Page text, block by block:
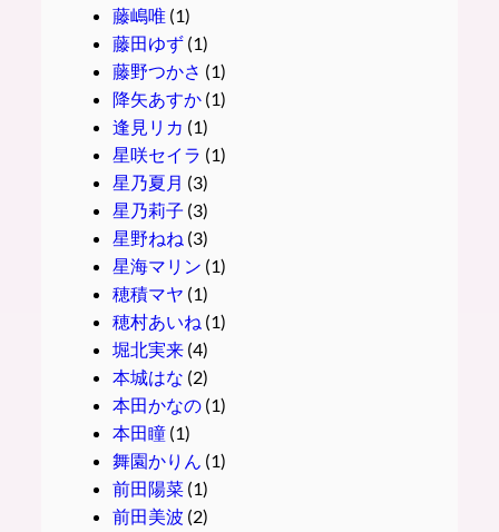
藤嶋唯(1)
藤田ゆず(1)
藤野つかさ (1)
降矢あすか(1)
逢見リカ (1)
星咲セイラ (1)
星乃夏月 (3)
星乃莉子 (3)
星野ねね (3)
星海マリン (1)
穂積マヤ (1)
穂村あいね (1)
堀北実来(4)
本城はな (2)
本田かなの(1)
本田瞳(1)
舞園かりん (1)
前田陽菜(1)
前田美波 (2)